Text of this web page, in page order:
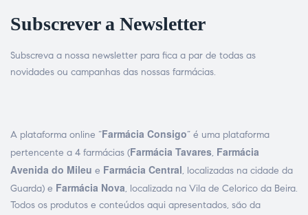
Subscrever a Newsletter
Subscreva a nossa newsletter para fica a par de todas as
novidades ou campanhas das nossas farmácias.
A plataforma online “Farmácia Consigo” é uma plataforma
pertencente a 4 farmácias (Farmácia Tavares, Farmácia
Avenida do Mileu e Farmácia Central, localizadas na cidade da
Guarda) e Farmácia Nova, localizada na Vila de Celorico da Beira.
Todos os produtos e conteúdos aqui apresentados, são da